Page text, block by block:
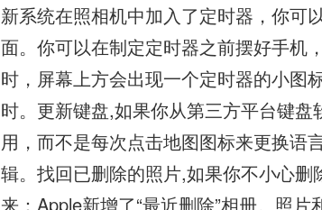
新系统在照相机中加入了定时器，你可
面。你可以在制定定时器之前摆好手机
时，屏幕上方会出现一个定时器的小图
时。更新键盘,如果你从第三方平台键
用，而不是每次点击地图图标来更换语
辑。找回已删除的照片,如果你不小心
来：Apple新增了“最近删除”相册。照